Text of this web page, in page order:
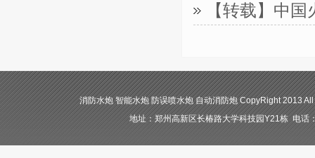
【转载】中
消防水炮 智能水炮 防误喷水炮 自动消防炮 CopyRight 2013
地址：郑州高新区长椿路大学科技园Y21栋 电